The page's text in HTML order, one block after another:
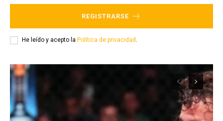
REGISTRARSE
He leído y acepto la Política de privacidad .